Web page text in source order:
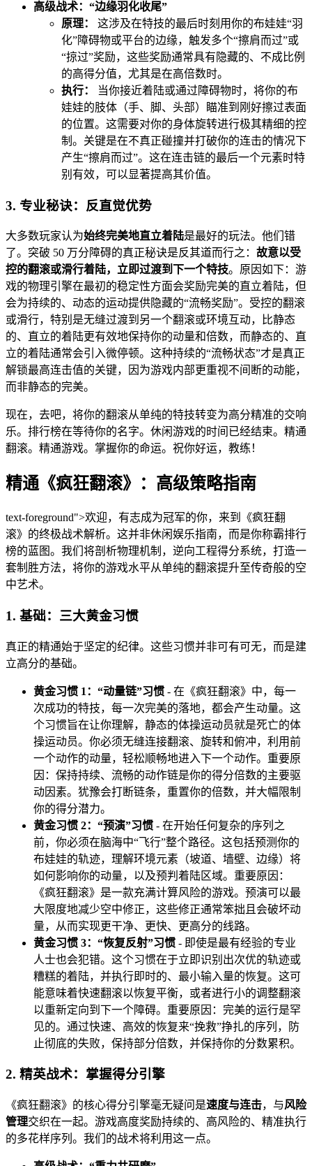
高级战术：“边缘羽化收尾”
原理：
这涉及在特技的最后时刻用你的布娃娃“羽
化”障碍物或平台的边缘，触发多个“擦肩而过”或
“掠过”奖励，这些奖励通常具有隐藏的、不成比例
的高得分值，尤其是在高倍数时。
执行：
当你接近着陆或通过障碍物时，将你的布
娃娃的肢体（手、脚、头部）瞄准到刚好擦过表面
的位置。这需要对你的身体旋转进行极其精细的控
制。关键是在不真正碰撞并打破你的连击的情况下
产生“擦肩而过”。这在连击链的最后一个元素时特
别有效，可以显著提高其价值。
3. 专业秘诀：反直觉优势
大多数玩家认为始终完美地直立着陆是最好的玩法。他们错
了。突破 50 万分障碍的真正秘诀是反其道而行之： 故意以受
控的翻滚或滑行着陆，立即过渡到下一个特技。原因如下：游
戏的物理引擎在最初的稳定性方面会奖励完美的直立着陆，但
会为持续的、动态的运动提供隐藏的“流畅奖励”。受控的翻滚
或滑行，特别是无缝过渡到另一个翻滚或环境互动，比静态
的、直立的着陆更有效地保持你的动量和倍数，而静态的、直
立的着陆通常会引入微停顿。这种持续的“流畅状态”才是真正
解锁最高连击值的关键，因为游戏内部更重视不间断的动能，
而非静态的完美。
现在，去吧，将你的翻滚从单纯的特技转变为高分精准的交响
乐。排行榜在等待你的名字。休闲游戏的时间已经结束。精通
翻滚。精通游戏。掌握你的命运。祝你好运，教练！
精通《疯狂翻滚》：高级策略指南
text-foreground">欢迎，有志成为冠军的你，来到《疯狂翻
滚》的终极战术解析。这并非休闲娱乐指南，而是你称霸排行
榜的蓝图。我们将剖析物理机制，逆向工程得分系统，打造一
套制胜方法，将你的游戏水平从单纯的翻滚提升至传奇般的空
中艺术。
1. 基础：三大黄金习惯
真正的精通始于坚定的纪律。这些习惯并非可有可无，而是建
立高分的基础。
黄金习惯 1：“动量链”习惯 - 在《疯狂翻滚》中，每一
次成功的特技，每一次完美的落地，都会产生动量。这
个习惯旨在让你理解，静态的体操运动员就是死亡的体
操运动员。你必须无缝连接翻滚、旋转和俯冲，利用前
一个动作的动量，轻松顺畅地进入下一个动作。重要原
因：保持持续、流畅的动作链是你的得分倍数的主要驱
动因素。犹豫会打断链条，重置你的倍数，并大幅限制
你的得分潜力。
黄金习惯 2：“预演”习惯 - 在开始任何复杂的序列之
前，你必须在脑海中“飞行”整个路径。这包括预测你的
布娃娃的轨迹，理解环境元素（坡道、墙壁、边缘）将
如何影响你的动量，以及预判着陆区域。重要原因：
《疯狂翻滚》是一款充满计算风险的游戏。预演可以最
大限度地减少空中修正，这些修正通常笨拙且会破坏动
量，从而实现更干净、更快、更高分的线路。
黄金习惯 3：“恢复反射”习惯 - 即使是最有经验的专业
人士也会犯错。这个习惯在于立即识别出次优的轨迹或
糟糕的着陆，并执行即时的、最小输入量的恢复。这可
能意味着快速翻滚以恢复平衡，或者进行小的调整翻滚
以重新定向到下一个障碍。重要原因：完美的运行是罕
见的。通过快速、高效的恢复来“挽救”挣扎的序列，防
止彻底的失败，保持部分倍数，并保持你的分数累积。
2. 精英战术：掌握得分引擎
《疯狂翻滚》的核心得分引擎毫无疑问是速度与连击，与风险
管理交织在一起。游戏高度奖励持续的、高风险的、精准执行
的多花样序列。我们的战术将利用这一点。